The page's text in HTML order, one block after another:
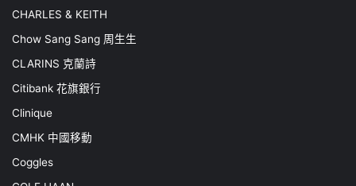
CHARLES & KEITH
Chow Sang Sang 周生生
CLARINS 克蘭詩
Citibank 花旗銀行
Clinique
CMHK 中國移動
Coggles